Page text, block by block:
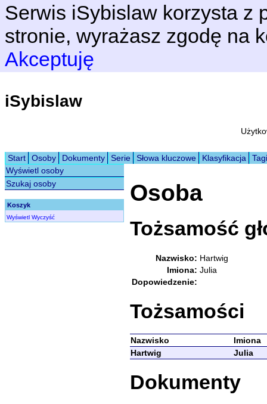
Serwis iSybislaw korzysta z
stronie, wyrażasz zgodę na
Akceptuję
iSybislaw
Start Osoby Dokumenty Serie Słowa kluczowe Klasyfikacja
Tagi
Wyświetl osoby
Szukaj osoby
Koszyk
Wyświetl Wyczyść
Osoba
Tożsamość
Nazwisko: Hartwig
Imiona: Julia
Dopowiedzenie:
Tożsamości
Nazwisko
Imiona
Hartwig
Julia
Dokumenty